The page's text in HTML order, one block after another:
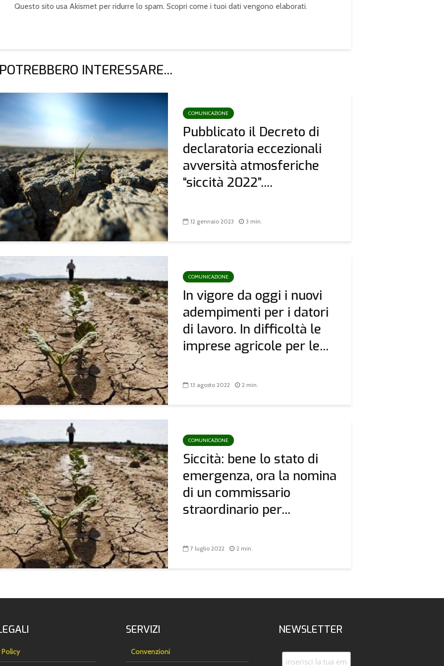
Questo sito usa Akismet per ridurre lo spam. Scopri come i tuoi dati vengono elaborati.
INTERESSARE...
COMUNICAZIONE
Pubblicato il Decreto di
declaratoria eccezionali
avversità atmosferiche
“siccità 2022”....
12 gennaio 2023 3 min.
COMUNICAZIONE
In vigore da oggi i nuovi
adempimenti per i datori
di lavoro. In difficoltà le
imprese agricole per le...
13 agosto 2022 2 min.
COMUNICAZIONE
Siccità: bene lo stato di
emergenza, ora la nomina
di un commissario
straordinario per...
7 luglio 2022 2 min.
Policy
SERVIZI
Convenzioni
NEWSLETTER